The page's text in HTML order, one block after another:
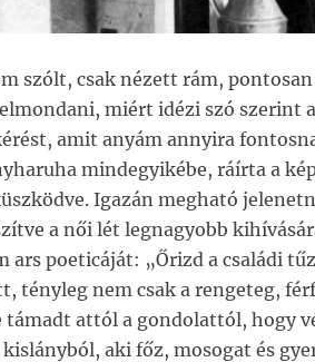
szólt, csak nézett rám,
miért idézi szó szerint
amit anyám annyira
mindegyikébe, ráírta a
Igazán megható
a női lét legnagyobb
poeticáját: „Őrizd a családi
tényleg nem csak a rengeteg,
attól a gondolattól, hogy
aki főz, mosogat és